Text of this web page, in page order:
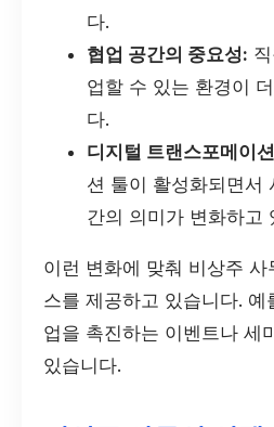
다.
협업 공간의 중요성:
업할 수 있는 환경이
다.
디지털 트랜스포메이
션 툴이 활성화되면서
간의 의미가 변화하고
이런 변화에 맞춰 비상주 사
스를 제공하고 있습니다.
업을 촉진하는 이벤트나 세
있습니다.